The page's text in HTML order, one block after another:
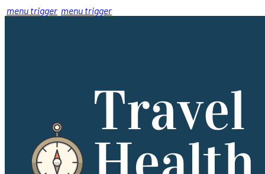
menu trigger menu trigger